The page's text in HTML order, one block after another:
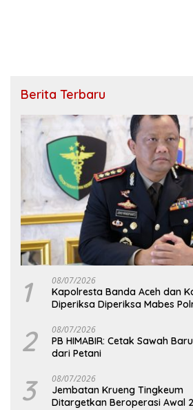
Berita Terbaru
1 08/07/2026
Kapolresta Banda Aceh dan
Diperiksa Diperiksa Mabes
2 08/07/2026
PB HIMABIR: Cetak Sawah
dari Petani
3 08/07/2026
Jembatan Krueng Tingkeum
Ditargetkan Beroperasi Awal